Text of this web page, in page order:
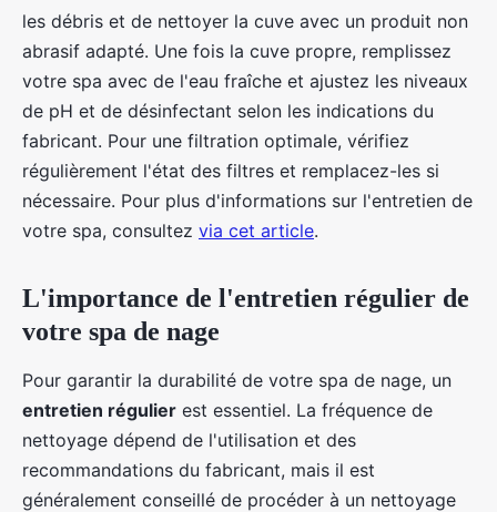
les débris et de nettoyer la cuve avec un produit non
abrasif adapté. Une fois la cuve propre, remplissez
votre spa avec de l'eau fraîche et ajustez les niveaux
de pH et de désinfectant selon les indications du
fabricant. Pour une filtration optimale, vérifiez
régulièrement l'état des filtres et remplacez-les si
nécessaire. Pour plus d'informations sur l'entretien de
votre spa, consultez via cet article.
L'importance de l'entretien régulier de
votre spa de nage
Pour garantir la durabilité de votre spa de nage, un
entretien régulier est essentiel. La fréquence de
nettoyage dépend de l'utilisation et des
recommandations du fabricant, mais il est
généralement conseillé de procéder à un nettoyage